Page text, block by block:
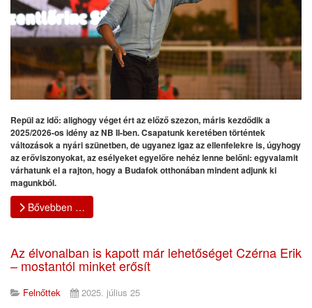
Repül az idő: alighogy véget ért az előző szezon, máris kezdődik a
2025/2026-os idény az NB II-ben. Csapatunk keretében történtek
változások a nyári szünetben, de ugyanez igaz az ellenfelekre is, úgyhogy
az erőviszonyokat, az esélyeket egyelőre nehéz lenne belőni: egyvalamit
várhatunk el a rajton, hogy a Budafok otthonában mindent adjunk ki
magunkból.
Bővebben …
Az élvonalban is kapott már lehetőséget Czérna Erik
– mostantól minket erősít
Felnőttek 2025. július 25